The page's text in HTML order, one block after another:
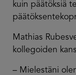
kuin päätöksiä
Mathias
kollegoiden
– Mielestäni